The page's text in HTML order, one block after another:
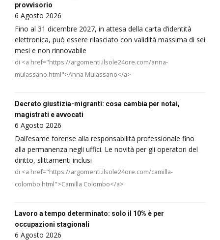
provvisorio
6 Agosto 2026
Fino al 31 dicembre 2027, in attesa della carta d’identità
elettronica, può essere rilasciato con validità massima di sei
mesi e non rinnovabile
di <a href="https://argomenti.ilsole24ore.com/anna-
mulassano.html">Anna Mulassano</a>
Decreto giustizia-migranti: cosa cambia per notai,
magistrati e avvocati
6 Agosto 2026
Dall’esame forense alla responsabilità professionale fino
alla permanenza negli uffici. Le novità per gli operatori del
diritto, slittamenti inclusi
di <a href="https://argomenti.ilsole24ore.com/camilla-
colombo.html">Camilla Colombo</a>
Lavoro a tempo determinato: solo il 10% è per
occupazioni stagionali
6 Agosto 2026